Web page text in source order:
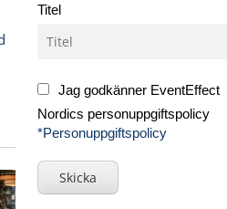
Titel
Jag godkänner EventEffect
Nordics personuppgiftspolicy
*Personuppgiftspolicy
Skicka